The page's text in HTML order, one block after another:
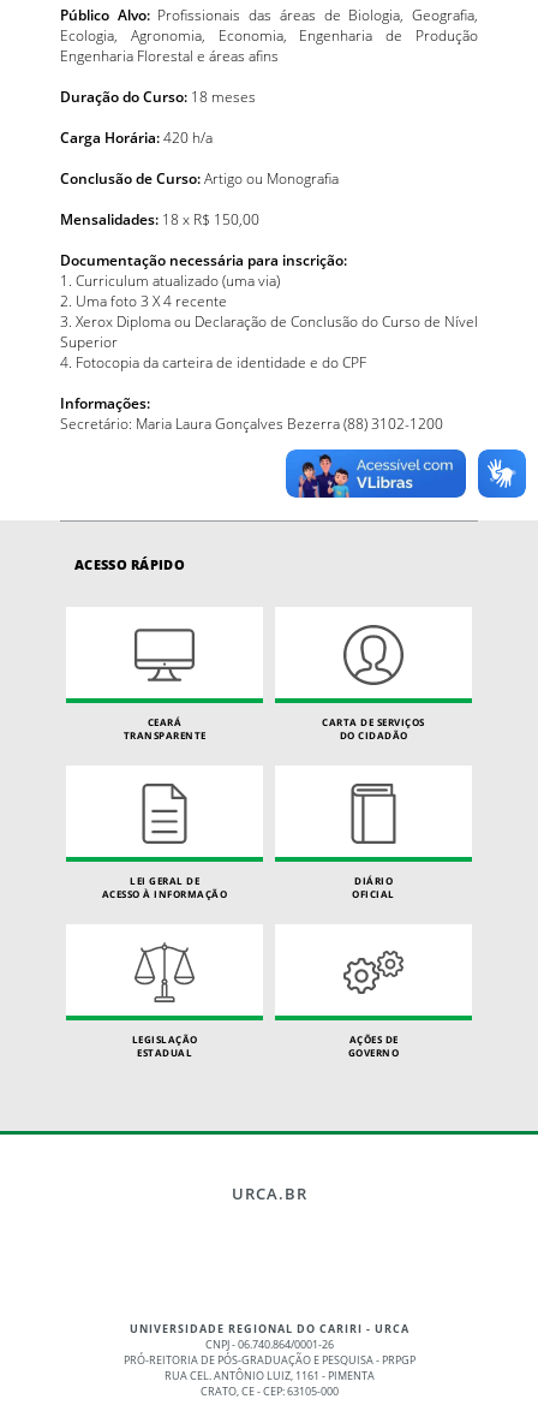
Público Alvo:Profissionais das áreas de Biologia, Geografia,
Ecologia, Agronomia, Economia, Engenharia de Produção
Engenharia Florestal e áreas afins
Duração do Curso: 18 meses
Carga Horária:420 h/a
Conclusão de Curso:Artigo ou Monografia
Mensalidades: 18 x R$ 150,00
Documentação necessária para inscrição:
1. Curriculum atualizado (uma via)
2. Uma foto 3 X 4 recente
3. Xerox Diploma ou Declaração de Conclusão do Curso de Nível
Superior
4. Fotocopia da carteira de identidade e do CPF
Informações:
Secretário: Maria Laura Gonçalves Bezerra (88) 3102-1200
ACESSO RÁPIDO
CEARÁ
TRANSPARENTE
CARTA DE SERVIÇOS
DO CIDADÃO
LEI GERAL DE
ACESSO À INFORMAÇÃO
DIÁRIO
OFICIAL
LEGISLAÇÃO
ESTADUAL
AÇÕES DE
GOVERNO
URCA.BR
UNIVERSIDADE REGIONAL DO CARIRI - URCA
CNPJ - 06.740.864/0001-26
PRÓ-REITORIA DE PÓS-GRADUAÇÃO E PESQUISA - PRPGP
RUA CEL. ANTÔNIO LUIZ, 1161 - PIMENTA
CRATO, CE - CEP: 63105-000